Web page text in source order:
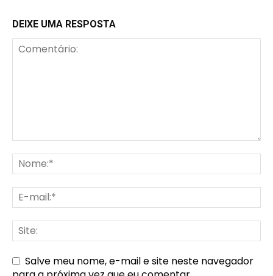
DEIXE UMA RESPOSTA
Salve meu nome, e-mail e site neste navegador